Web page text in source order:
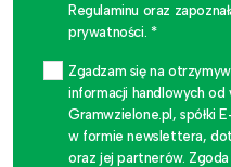
Regulaminu oraz
prywatności. *
Zgadzam się na
informacji handlowych
Gramwzielone.pl, spółki
w formie newslettera,
oraz jej partnerów.